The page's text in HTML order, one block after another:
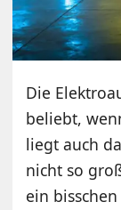
Die
beliebt,
liegt auch
nicht so
ein